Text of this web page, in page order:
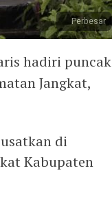
Perbesar
hadiri puncak
Jangkat,
di
Kabupaten